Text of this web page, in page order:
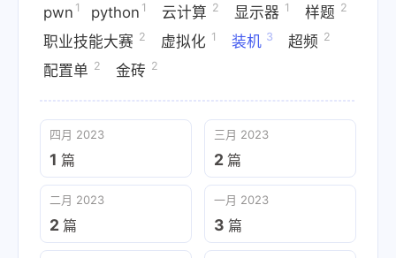
pwn 1 python 1 云计算 2 显示器 1 样题 2
职业技能大赛 2 虚拟化 1 装机 3 超频 2
配置单 2 金砖 2
四月 2023
1 篇
三月 2023
2 篇
二月 2023
2 篇
一月 2023
3 篇